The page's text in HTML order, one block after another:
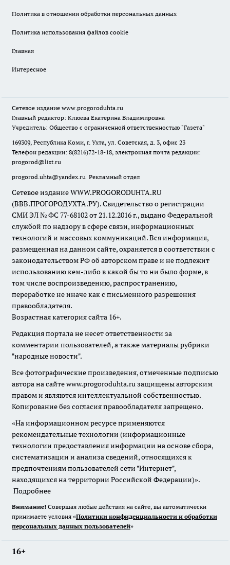
Политика в отношении обработки персональных данных
Политика использования файлов cookie
Главная
Интересное
Сетевое издание www.progoroduhta.ru
Главный редактор: Клюева Екатерина Владимировна
Учредитель: Общество с ограниченной ответственностью "Газета"
169309, Республика Коми, г. Ухта, ул. Советская, д. 3, офис 23
Телефон редакции: 8(8216)72-18-18, электронная почта редакции:
progorod@list.ru
progorod.uhta@yandex.ru Рекламный отдел
Сетевое издание WWW.PROGORODUHTA.RU
(ВВВ.ПРОГОРОДУХТА.РУ). Свидетельство о регистрации
СМИ ЭЛ № ФС 77-68102 от 21.12.2016 г., выдано Федеральной
службой по надзору в сфере связи, информационных
технологий и массовых коммуникаций. Вся информация,
размещенная на данном сайте, охраняется в соответствии с
законодательством РФ об авторском праве и не подлежит
использованию кем-либо в какой бы то ни было форме, в
том числе воспроизведению, распространению,
переработке не иначе как с письменного разрешения
правообладателя.
Возрастная категория сайта 16+.
Редакция портала не несет ответственности за
комментарии пользователей, а также материалы рубрики
"народные новости".
Все фотографические произведения, отмеченные подписью
автора на сайте www.progoroduhta.ru защищены авторским
правом и являются интеллектуальной собственностью.
Копирование без согласия правообладателя запрещено.
«На информационном ресурсе применяются
рекомендательные технологии (информационные
технологии предоставления информации на основе сбора,
систематизации и анализа сведений, относящихся к
предпочтениям пользователей сети "Интернет",
находящихся на территории Российской Федерации)».
Подробнее
Внимание! Совершая любые действия на сайте, вы автоматически
принимаете условия «Политики конфиденциальности и обработки
персональных данных пользователей»
16+